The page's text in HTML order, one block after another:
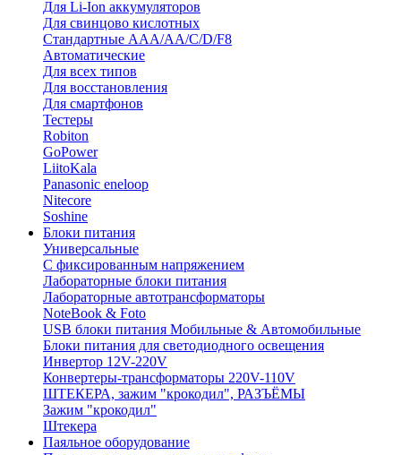
Для Li-Ion аккумуляторов
Для свинцово кислотных
Стандартные ААА/АА/С/D/F8
Автоматические
Для всех типов
Для восстановления
Для смартфонов
Тестеры
Robiton
GoPower
LiitoKala
Panasonic eneloop
Nitecore
Soshine
Блоки питания
Универсальные
C фиксированным напряжением
Лабораторные блоки питания
Лабораторные автотрансформаторы
NoteBook & Foto
USB блоки питания Мобильные & Автомобильные
Блоки питания для светодиодного освещения
Инвертор 12V-220V
Конвертеры-трансформаторы 220V-110V
ШТЕКЕРА, зажим "крокодил", РАЗЪЁМЫ
Зажим "крокодил"
Штекера
Паяльное оборудование